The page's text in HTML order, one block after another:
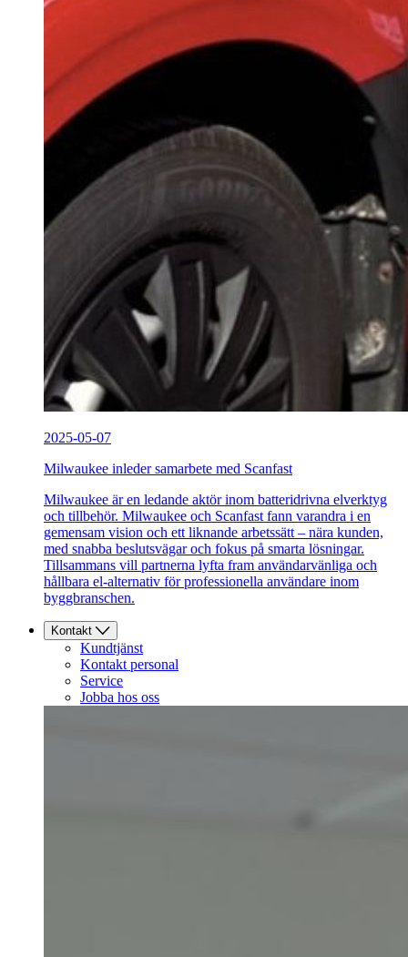
2025-05-07
Milwaukee inleder samarbete med Scanfast
Milwaukee är en ledande aktör inom batteridrivna elverktyg
och tillbehör. Milwaukee och Scanfast fann varandra i en
gemensam vision och ett liknande arbetssätt – nära kunden,
med snabba beslutsvägar och fokus på smarta lösningar.
Tillsammans vill partnerna lyfta fram användarvänliga och
hållbara el-alternativ för professionella användare inom
byggbranschen.
Kontakt
Kundtjänst
Kontakt personal
Service
Jobba hos oss